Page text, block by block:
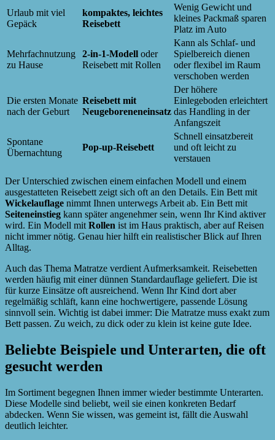
Urlaub mit viel
Gepäck
kompaktes, leichtes
Reisebett
Wenig Gewicht und
kleines Packmaß sparen
Platz im Auto
Mehrfachnutzung
zu Hause
2-in-1-Modell oder
Reisebett mit Rollen
Kann als Schlaf- und
Spielbereich dienen
oder flexibel im Raum
verschoben werden
Die ersten Monate
nach der Geburt
Reisebett mit
Neugeboreneneinsatz
Der höhere
Einlegeboden erleichtert
das Handling in der
Anfangszeit
Spontane
Übernachtung
Pop-up-Reisebett
Schnell einsatzbereit
und oft leicht zu
verstauen
Der Unterschied zwischen einem einfachen Modell und einem
ausgestatteten Reisebett zeigt sich oft an den Details. Ein Bett mit
Wickelauflage nimmt Ihnen unterwegs Arbeit ab. Ein Bett mit
Seiteneinstieg kann später angenehmer sein, wenn Ihr Kind aktiver
wird. Ein Modell mit Rollen ist im Haus praktisch, aber auf Reisen
nicht immer nötig. Genau hier hilft ein realistischer Blick auf Ihren
Alltag.
Auch das Thema Matratze verdient Aufmerksamkeit. Reisebetten
werden häufig mit einer dünnen Standardauflage geliefert. Die ist
für kurze Einsätze oft ausreichend. Wenn Ihr Kind dort aber
regelmäßig schläft, kann eine hochwertigere, passende Lösung
sinnvoll sein. Wichtig ist dabei immer: Die Matratze muss exakt zum
Bett passen. Zu weich, zu dick oder zu klein ist keine gute Idee.
Beliebte Beispiele und Unterarten, die oft
gesucht werden
Im Sortiment begegnen Ihnen immer wieder bestimmte Unterarten.
Diese Modelle sind beliebt, weil sie einen konkreten Bedarf
abdecken. Wenn Sie wissen, was gemeint ist, fällt die Auswahl
deutlich leichter.